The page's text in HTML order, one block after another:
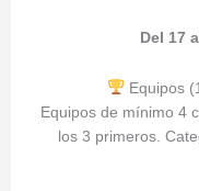
Del 17
Equipos
Equipos de mínimo 4
los 3 primeros.